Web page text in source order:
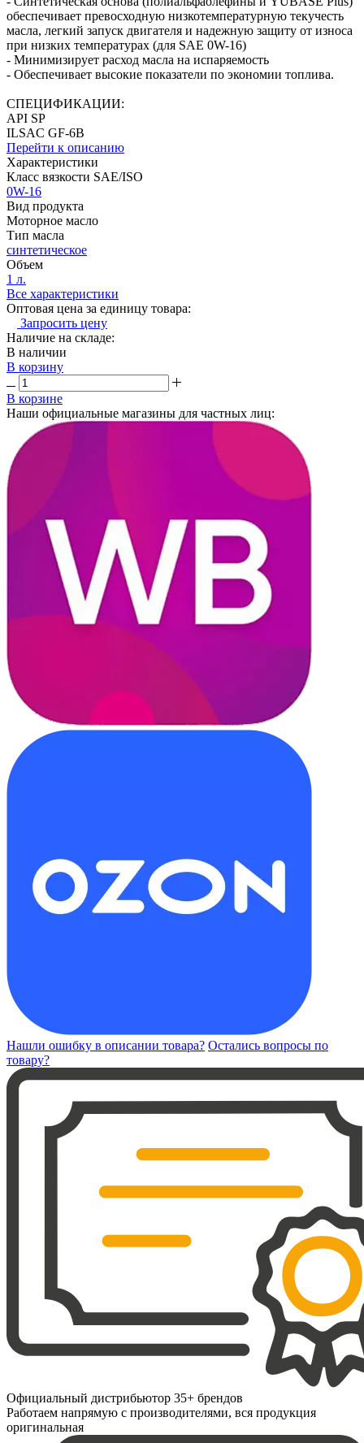
обеспечивает превосходную низкотемпературную текучесть
масла, легкий запуск двигателя и надежную защиту от износа
при низких температурах (для SAE 0W-16)
- Минимизирует расход масла на испаряемость
- Обеспечивает высокие показатели по экономии топлива.
СПЕЦИФИКАЦИИ:
API SP
ILSAC GF-6B
Перейти к описанию
Характеристики
Класс вязкости SAE/ISO
0W-16
Вид продукта
Моторное масло
Тип масла
синтетическое
Объем
1 л.
Все характеристики
Оптовая цена за единицу товара:
Запросить цену
Наличие на складе:
В наличии
В корзину
В корзине
Наши официальные магазины для частных лиц:
Нашли ошибку в описании товара? Остались вопросы по
товару?
Официальный дистрибьютор 35+ брендов
Работаем напрямую с производителями, вся продукция
оригинальная